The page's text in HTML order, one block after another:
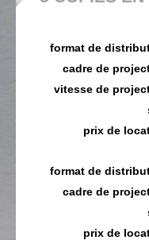
format de
cadre de
vitesse de
prix de
format de
cadre de
prix de